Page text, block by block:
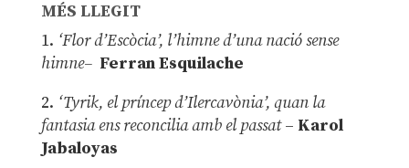
MÉS LLEGIT
1. ‘Flor d’Escòcia’, l’himne d’una nació sense
himne– Ferran Esquilache
2. ‘Tyrik, el príncep d’Ilercavònia’, quan la
fantasia ens reconcilia amb el passat– Karol
Jabaloyas